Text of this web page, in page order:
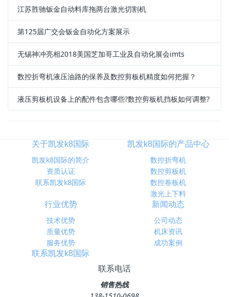
江苏胜驰钣金自动料库拖两台激光切割机
第125届广交会钣金自动化方案展示
无锡神冲亮相2018美国芝加哥工业及自动化展会imts
数控折弯机液压油路的保养及数控剪板机精度如何把握？
液压剪板机设备上的配件包含哪些?数控剪板机挡板如何调整?
关于凯发k8国际
凯发k8国际的简介
资质认证
联系凯发k8国际
凯发k8国际的产品中心
数控折弯机
数控剪板机
数控卷板机
激光上下料
行业优势
技术优势
质量优势
服务优势
新闻动态
公司动态
机床资讯
成功案例
联系凯发k8国际
联系电话
销售热线